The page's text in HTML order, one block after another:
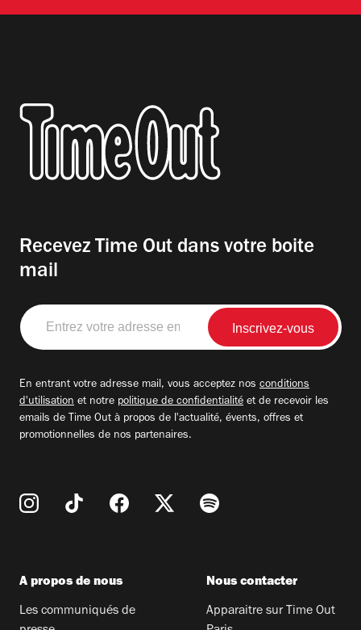
Recevez Time Out dans votre boite
mail
Entrez
votre
adresse
En entrant votre adresse mail, vous acceptez nos conditions
d'utilisation et notre politique de confidentialité et de recevoir les
emails de Time Out à propos de l'actualité, évents, offres et
promotionnelles de nos partenaires.
A propos de nous
Les communiqués de
Nous contacter
Apparaitre sur Time Out